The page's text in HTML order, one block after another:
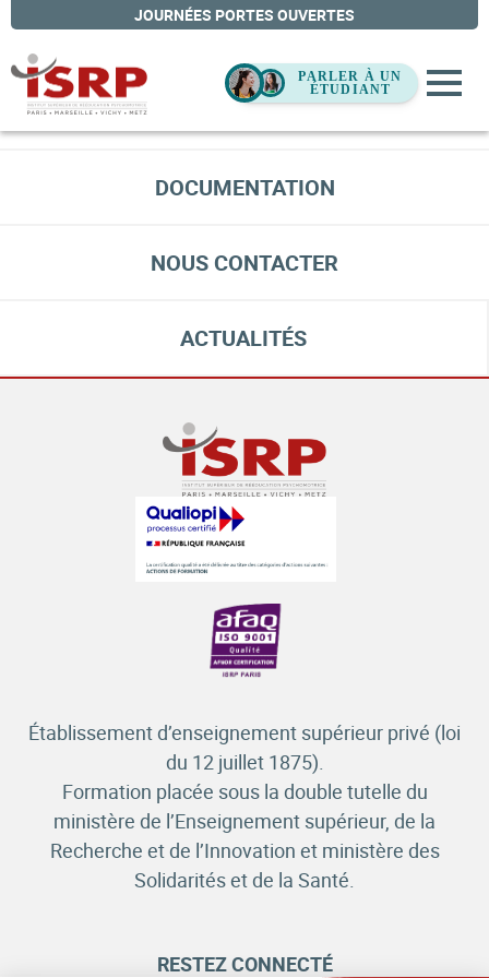
JOURNÉES PORTES OUVERTES
Single Evenement
NOUS RENCONTRER
DOCUMENTATION
NOUS CONTACTER
ACTUALITÉS
Établissement d’enseignement supérieur privé (loi
du 12 juillet 1875).
Formation placée sous la double tutelle du
ministère de l’Enseignement supérieur, de la
Recherche et de l’Innovation et ministère des
Solidarités et de la Santé.
RESTEZ CONNECTÉ